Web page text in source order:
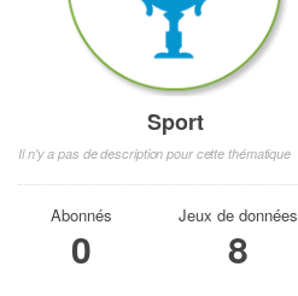
Sport
Il n'y a pas de description pour cette thématique
Abonnés
0
Jeux de données
8